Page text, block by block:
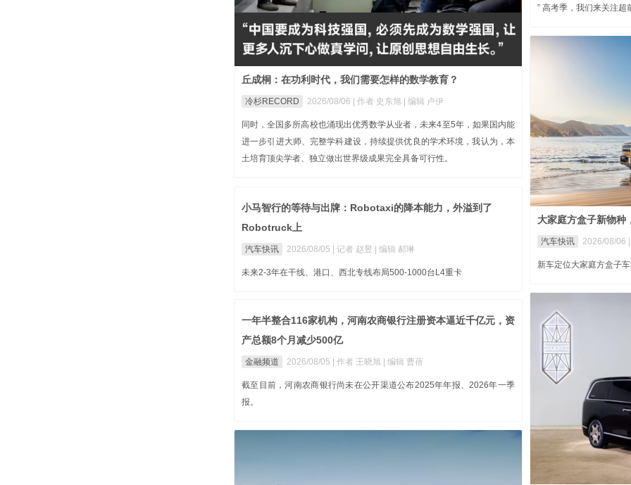
” 高考季，我们来关注
丘成桐：在功利时代，我们需要怎样的数学教育？
冷杉RECORD 2026/08/06 | 作者 史东旭 | 编辑 卢伊
同时，全国多所高校也涌现出优秀数学从业者，未来4至5年，如果国内能
进一步引进大师、完整学科建设，持续提供优良的学术环境，我认为，本
土培育顶尖学者、独立做出世界级成果完全具备可行性。
大家庭方盒子新物种
汽车快讯 2026/08/06
新车定位大家庭方盒子
小马智行的等待与出牌：Robotaxi的降本能力，外溢到了
Robotruck上
汽车快讯 2026/08/05 | 记者 赵昱 | 编辑 郝琳
未来2-3年在干线、港口、西北专线布局500-1000台L4重卡
一年半整合116家机构，河南农商银行注册资本逼近千亿元，资
产总额8个月减少500亿
金融频道 2026/08/05 | 作者 王晓旭 | 编辑 曹蓓
截至目前，河南农商银行尚未在公开渠道公布2025年年报、2026年一季
报。